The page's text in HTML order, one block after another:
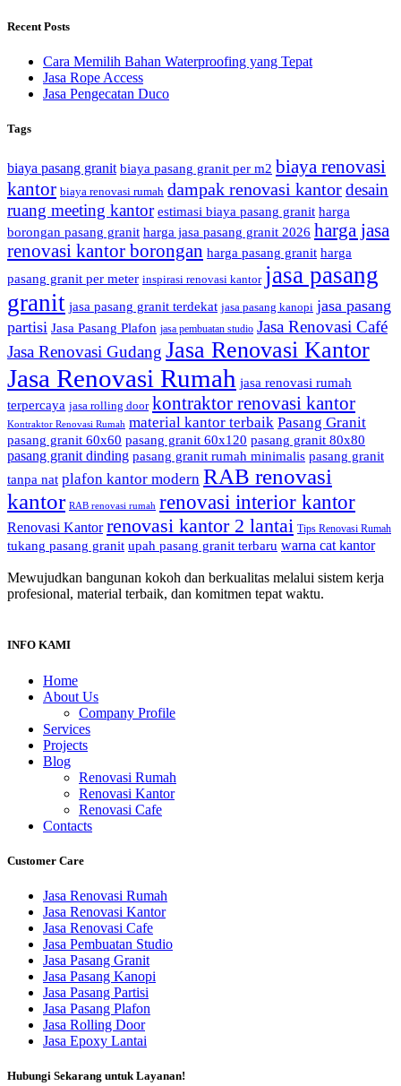
Recent Posts
Cara Memilih Bahan Waterproofing yang Tepat
Jasa Rope Access
Jasa Pengecatan Duco
Tags
biaya pasang granit biaya pasang granit per m2 biaya renovasi
kantor biaya renovasi rumah dampak renovasi kantordesain
ruang meeting kantor estimasi biaya pasang granit harga
borongan pasang granit harga jasa pasang granit 2026 harga jasa
renovasi kantor borongan harga pasang granit harga
pasang granit per meter inspirasi renovasi kantor jasa pasang
granit jasa pasang granit terdekat jasa pasang kanopi jasa pasang
partisi Jasa Pasang Plafon jasa pembuatan studio Jasa Renovasi Café
Jasa Renovasi Gudang Jasa Renovasi Kantor
Jasa Renovasi Rumah jasa renovasi rumah
terpercaya jasa rolling door kontraktor renovasi kantor
Kontraktor Renovasi Rumah material kantor terbaik Pasang Granit
pasang granit 60x60 pasang granit 60x120 pasang granit 80x80
pasang granit dinding pasang granit rumah minimalis pasang granit
tanpa nat plafon kantor modern RAB renovasi
kantor RAB renovasi rumah renovasi interior kantor
Renovasi Kantor renovasi kantor 2 lantai Tips Renovasi Rumah
tukang pasang granit upah pasang granit terbaru warna cat kantor
Mewujudkan bangunan kokoh dan berkualitas melalui sistem kerja
profesional, material terbaik, dan komitmen tepat waktu.
INFO KAMI
Home
About Us
Company Profile
Services
Projects
Blog
Renovasi Rumah
Renovasi Kantor
Renovasi Cafe
Contacts
Customer Care
Jasa Renovasi Rumah
Jasa Renovasi Kantor
Jasa Renovasi Cafe
Jasa Pembuatan Studio
Jasa Pasang Granit
Jasa Pasang Kanopi
Jasa Pasang Partisi
Jasa Pasang Plafon
Jasa Rolling Door
Jasa Epoxy Lantai
Hubungi Sekarang untuk Layanan!